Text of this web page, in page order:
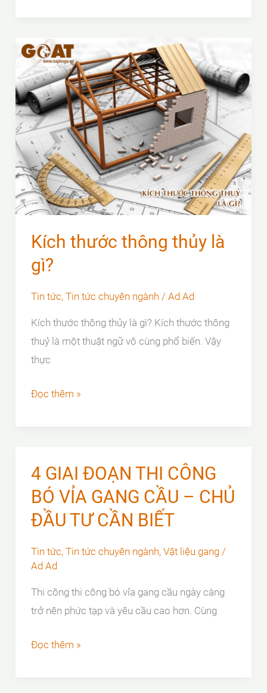
Cọc
Phân
Tích
Và
Thiết
Kế
Ts.
Vũ
Công
Ngữ
Kích thước thông thủy là
gì?
Tin tức, Tin tức chuyên ngành / Ad Ad
Kích thước thông thủy là gì? Kích thước thông
thuỷ là một thuật ngữ vô cùng phổ biến. Vậy
thực
Kích
là
Đọc thêm »
4 GIAI ĐOẠN THI CÔNG
BÓ VỈA GANG CẦU – CHỦ
ĐẦU TƯ CẦN BIẾT
Tin tức, Tin tức chuyên ngành, Vật liệu gang/
Ad Ad
Thi công thi công bó vỉa gang cầu ngày càng
trở nên phức tạp và yêu cầu cao hơn. Cùng
4
Đọc thêm »